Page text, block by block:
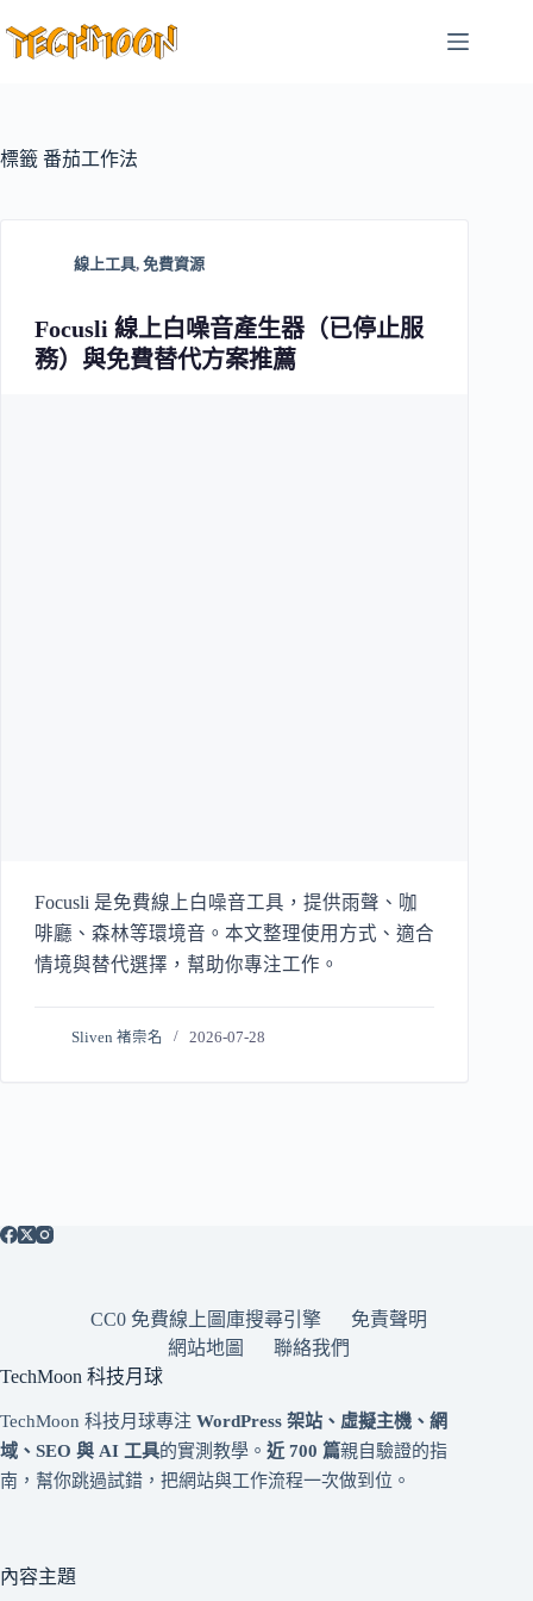
至
容
標籤 番茄工作法
線上工具, 免費資源
Focusli 線上白噪音產生器（已停止服
務）與免費替代方案推薦
Focusli 是免費線上白噪音工具，提供雨聲、咖
啡廳、森林等環境音。本文整理使用方式、適合
情境與替代選擇，幫助你專注工作。
Sliven 褚崇名 2026-07-28
CC0 免費線上圖庫搜尋引擎
免責聲明
網站地圖
聯絡我們
TechMoon 科技月球
TechMoon 科技月球專注 WordPress 架站、虛擬主機、網
域、SEO 與 AI 工具的實測教學。 近 700 篇親自驗證的指
南，幫你跳過試錯，把網站與工作流程一次做到位。
內容主題